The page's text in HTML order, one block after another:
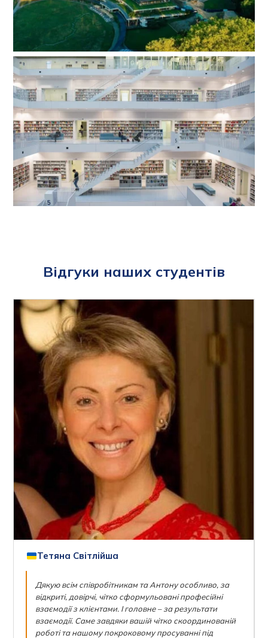
Відгуки наших студентів
Тетяна Світлійша
Дякую всім співробітникам та Антону особливо, за
відкриті, довірчі, чітко сформульовані професійні
взаємодії з клієнтами. І головне – за результати
взаємодії. Саме завдяки вашій чітко скоординованій
роботі та нашому покроковому просуванні під